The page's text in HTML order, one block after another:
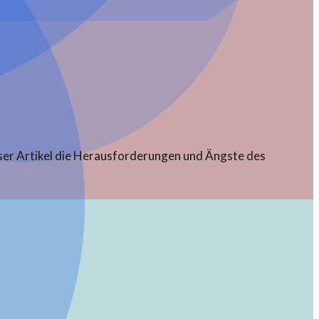
Artikel die Herausforderungen und Ängste des